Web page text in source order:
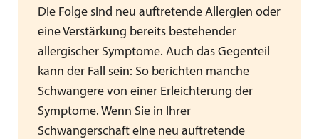
Die Folge sind neu auftretende Allergien oder
eine Verstärkung bereits bestehender
allergischer Symptome. Auch das Gegenteil
kann der Fall sein: So berichten manche
Schwangere von einer Erleichterung der
Symptome. Wenn Sie in Ihrer
Schwangerschaft eine neu auftretende